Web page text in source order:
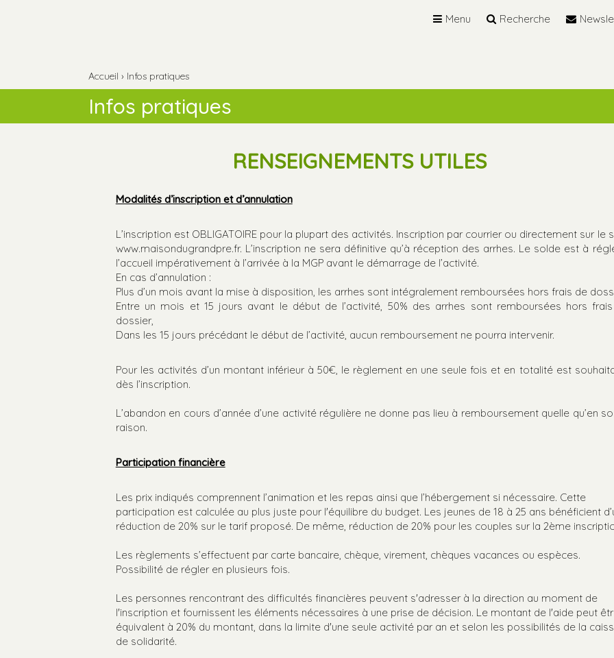
Menu Recherche
Accueil › Infos pratiques
Infos pratiques
RENSEIGNEMENTS UTILES
Modalités d’inscription et d’annulation
L’inscription est OBLIGATOIRE pour la plupart des activités. Inscription par courrier ou directement sur le
www.maisondugrandpre.fr. L’inscription ne sera définitive qu’à réception des arrhes. Le solde est à
l’accueil impérativement à l’arrivée à la MGP avant le démarrage de l’activité.
En cas d’annulation :
Plus d’un mois avant la mise à disposition, les arrhes sont intégralement remboursées hors frais de
Entre un mois et 15 jours avant le début de l’activité, 50% des arrhes sont remboursées hors
dossier,
Dans les 15 jours précédant le début de l’activité, aucun remboursement ne pourra intervenir.
Pour les activités d’un montant inférieur à 50€, le règlement en une seule fois et en totalité est
dès l’inscription.
L’abandon en cours d’année d’une activité régulière ne donne pas lieu à remboursement quelle qu’en
raison.
Participation financière
Les prix indiqués comprennent l’animation et les repas ainsi que l’hébergement si nécessaire. Cette
participation est calculée au plus juste pour l'équilibre du budget. Les jeunes de 18 à 25 ans bénéficient
réduction de 20% sur le tarif proposé. De même, réduction de 20% pour les couples sur la 2ème
Les règlements s’effectuent par carte bancaire, chèque, virement, chèques vacances ou espèces.
Possibilité de régler en plusieurs fois.
Les personnes rencontrant des difficultés financières peuvent s'adresser à la direction au moment de
l'inscription et fournissent les éléments nécessaires à une prise de décision. Le montant de l'aide peut
équivalent à 20% du montant, dans la limite d'une seule activité par an et selon les possibilités de la
de solidarité.